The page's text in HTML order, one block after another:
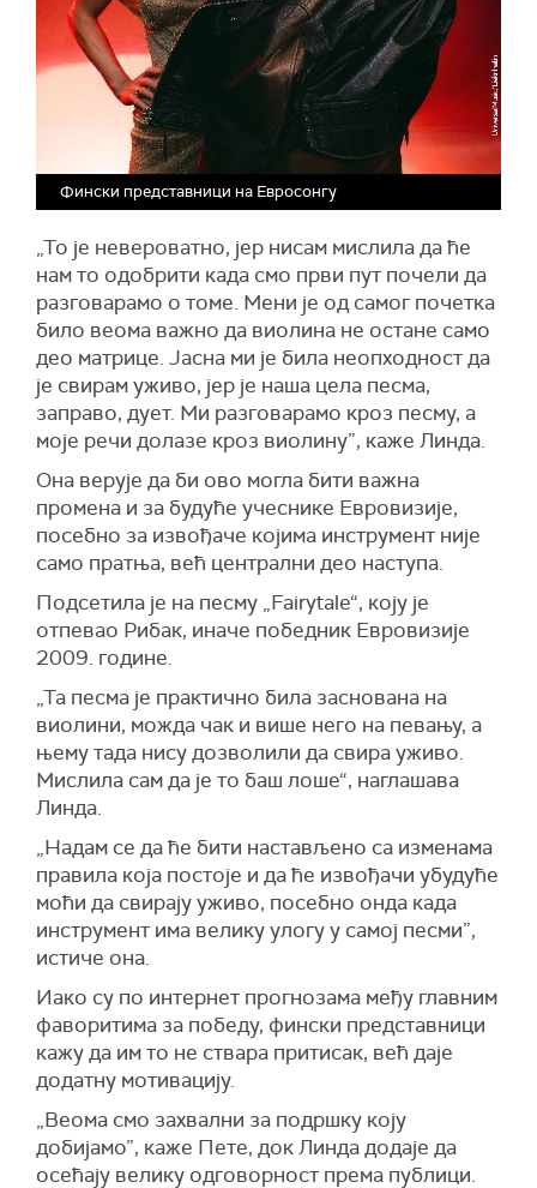
Фински представници на Евросонгу
„То је невероватно, јер нисам мислила да ће
нам то одобрити када смо први пут почели да
разговарамо о томе. Мени је од самог почетка
било веома важно да виолина не остане само
део матрице. Јасна ми је била неопходност да
је свирам уживо, јер је наша цела песма,
заправо, дует. Ми разговарамо кроз песму, а
моје речи долазе кроз виолину”, каже Линда.
Она верује да би ово могла бити важна
промена и за будуће учеснике Евровизије,
посебно за извођаче којима инструмент није
само пратња, већ централни део наступа.
Подсетила је на песму „Fairytale“, коју је
отпевао Рибак, иначе победник Евровизије
2009. године.
„Та песма је практично била заснована на
виолини, можда чак и више него на певању, а
њему тада нису дозволили да свира уживо.
Мислила сам да је то баш лоше“, наглашава
Линда.
„Надам се да ће бити настављено са изменама
правила која постоје и да ће извођачи убудуће
моћи да свирају уживо, посебно онда када
инструмент има велику улогу у самој песми”,
истиче она.
Иако су по интернет прогнозама међу главним
фаворитима за победу, фински представници
кажу да им то не ствара притисак, већ даје
додатну мотивацију.
„Веома смо захвални за подршку коју
добијамо”, каже Пете, док Линда додаје да
осећају велику одговорност према публици.